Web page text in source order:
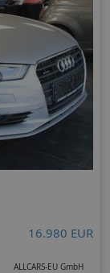
16.980 EUR
ALLCARS-EU GmbH